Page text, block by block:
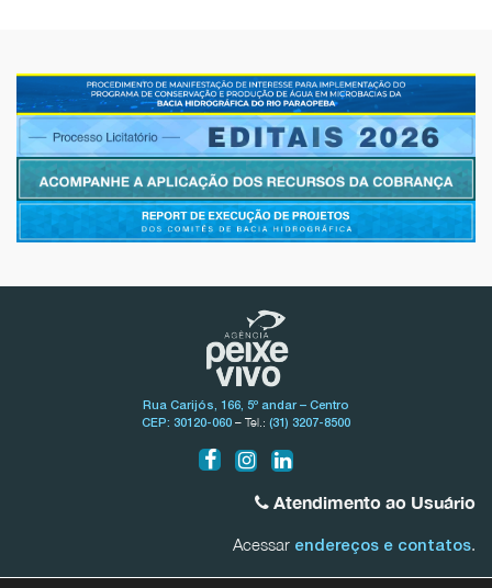
Rua Carijós, 166, 5º andar – Centro
CEP: 30120-060 – Tel.: (31) 3207-8500
Atendimento ao Usuário
Acessar endereços e contatos.